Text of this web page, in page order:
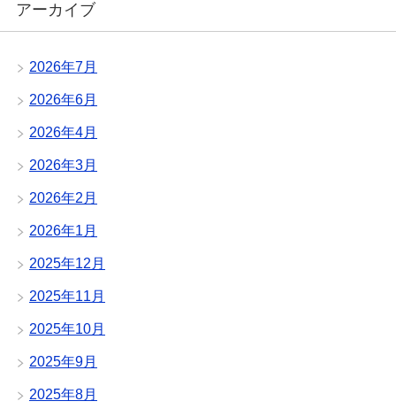
アーカイブ
2026年7月
2026年6月
2026年4月
2026年3月
2026年2月
2026年1月
2025年12月
2025年11月
2025年10月
2025年9月
2025年8月